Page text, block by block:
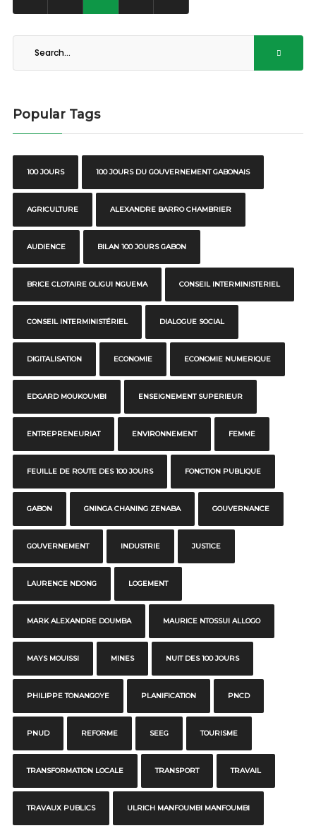
Popular Tags
100 JOURS 100 JOURS DU GOUVERNEMENT GABONAIS
AGRICULTURE ALEXANDRE BARRO CHAMBRIER
AUDIENCE BILAN 100 JOURS GABON
BRICE CLOTAIRE OLIGUI NGUEMA CONSEIL INTERMINISTERIEL
CONSEIL INTERMINISTÉRIEL DIALOGUE SOCIAL
DIGITALISATION ECONOMIE ECONOMIE NUMERIQUE
EDGARD MOUKOUMBI ENSEIGNEMENT SUPERIEUR
ENTREPRENEURIAT ENVIRONNEMENT FEMME
FEUILLE DE ROUTE DES 100 JOURS FONCTION PUBLIQUE
GABON GNINGA CHANING ZENABA GOUVERNANCE
GOUVERNEMENT INDUSTRIE JUSTICE
LAURENCE NDONG LOGEMENT
MARK ALEXANDRE DOUMBA MAURICE NTOSSUI ALLOGO
MAYS MOUISSI MINES NUIT DES 100 JOURS
PHILIPPE TONANGOYE PLANIFICATION PNCD
PNUD REFORME SEEG TOURISME
TRANSFORMATION LOCALE TRANSPORT TRAVAIL
TRAVAUX PUBLICS ULRICH MANFOUMBI MANFOUMBI